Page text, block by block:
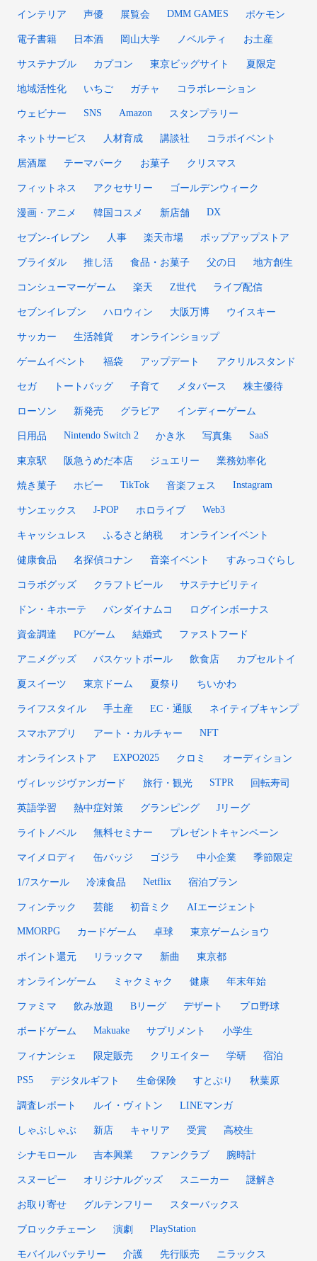
インテリア 声優 展覧会 DMM GAMES ポケモン
電子書籍 日本酒 岡山大学 ノベルティ お土産
サステナブル カプコン 東京ビッグサイト 夏限定
地域活性化 いちご ガチャ コラボレーション
ウェビナー SNS Amazon スタンプラリー
ネットサービス 人材育成 講談社 コラボイベント
居酒屋 テーマパーク お菓子 クリスマス
フィットネス アクセサリー ゴールデンウィーク
漫画・アニメ 韓国コスメ 新店舗 DX
セブン‐イレブン 人事 楽天市場 ポップアップストア
ブライダル 推し活 食品・お菓子 父の日 地方創生
コンシューマーゲーム 楽天 Z世代 ライブ配信
セブンイレブン ハロウィン 大阪万博 ウイスキー
サッカー 生活雑貨 オンラインショップ
ゲームイベント 福袋 アップデート アクリルスタンド
セガ トートバッグ 子育て メタバース 株主優待
ローソン 新発売 グラビア インディーゲーム
日用品 Nintendo Switch 2 かき氷 写真集 SaaS
東京駅 阪急うめだ本店 ジュエリー 業務効率化
焼き菓子 ホビー TikTok 音楽フェス Instagram
サンエックス J-POP ホロライブ Web3
キャッシュレス ふるさと納税 オンラインイベント
健康食品 名探偵コナン 音楽イベント すみっコぐらし
コラボグッズ クラフトビール サステナビリティ
ドン・キホーテ バンダイナムコ ログインボーナス
資金調達 PCゲーム 結婚式 ファストフード
アニメグッズ バスケットボール 飲食店 カプセルトイ
夏スイーツ 東京ドーム 夏祭り ちいかわ
ライフスタイル 手土産 EC・通販 ネイティブキャンプ
スマホアプリ アート・カルチャー NFT
オンラインストア EXPO2025 クロミ オーディション
ヴィレッジヴァンガード 旅行・観光 STPR 回転寿司
英語学習 熱中症対策 グランピング Jリーグ
ライトノベル 無料セミナー プレゼントキャンペーン
マイメロディ 缶バッジ ゴジラ 中小企業 季節限定
1/7スケール 冷凍食品 Netflix 宿泊プラン
フィンテック 芸能 初音ミク AIエージェント
MMORPG カードゲーム 卓球 東京ゲームショウ
ポイント還元 リラックマ 新曲 東京都
オンラインゲーム ミャクミャク 健康 年末年始
ファミマ 飲み放題 Bリーグ デザート プロ野球
ボードゲーム Makuake サプリメント 小学生
フィナンシェ 限定販売 クリエイター 学研 宿泊
PS5 デジタルギフト 生命保険 すとぷり 秋葉原
調査レポート ルイ・ヴィトン LINEマンガ
しゃぶしゃぶ 新店 キャリア 受賞 高校生
シナモロール 吉本興業 ファンクラブ 腕時計
スヌーピー オリジナルグッズ スニーカー 謎解き
お取り寄せ グルテンフリー スターバックス
ブロックチェーン 演劇 PlayStation
モバイルバッテリー 介護 先行販売 ニラックス